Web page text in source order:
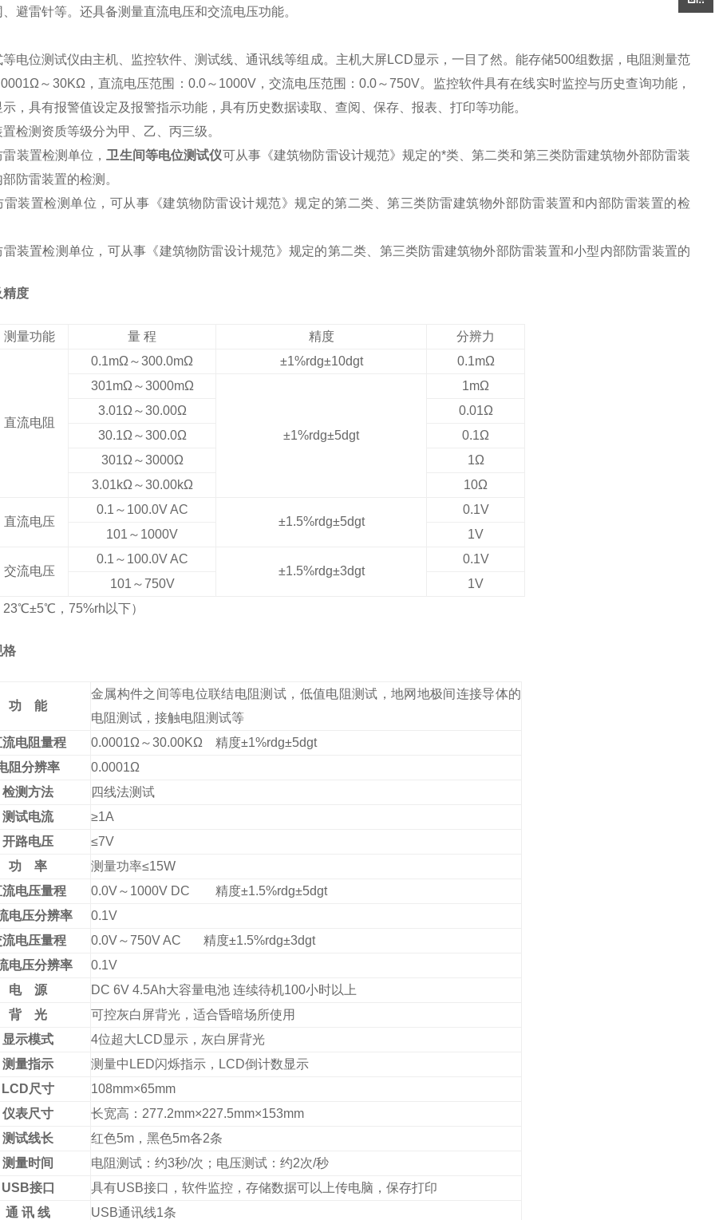
避雷针等。还具备测量直流电压和交流电压功能。
等电位测试仪由主机、监控软件、测试线、通讯线等组成。主机大屏LCD显示，一目了然。能存储500组数据，电阻测量范
～30KΩ，直流电压范围：0.0～1000V，交流电压范围：0.0～750V。监控软件具有在线实时监控与历史查询功能，
，具有报警值设定及报警指示功能，具有历史数据读取、查阅、保存、报表、打印等功能。
检测资质等级分为甲、乙、丙三级。
装置检测单位， 卫生间等电位测试仪可从事《建筑物防雷设计规范》规定的*类、第二类和第三类防雷建筑物外部防雷装
防雷装置的检测。
雷装置检测单位，可从事《建筑物防雷设计规范》规定的第二类、第三类防雷建筑物外部防雷装置和内部防雷装置的检
雷装置检测单位，可从事《建筑物防雷设计规范》规定的第二类、第三类防雷建筑物外部防雷装置和小型内部防雷装置的
精度
测量功能 量 程 精度 分辨力
直流电阻
0.1mΩ～300.0mΩ ±1%rdg±10dgt
0.1mΩ
301mΩ～3000mΩ
±1%rdg±5dgt
1mΩ
3.01Ω～30.00Ω
0.01Ω
30.1Ω～300.0Ω
0.1Ω
301Ω～3000Ω
1Ω
3.01kΩ～30.00kΩ
10Ω
直流电压
0.1～100.0V AC
±1.5%rdg±5dgt
0.1V
101～1000V
1V
交流电压
0.1～100.0V AC
±1.5%rdg±3dgt
0.1V
101～750V
1V
23℃±5℃，75%rh以下）
格
功 能
金属构件之间等电位联结电阻测试，低值电阻测试，地网地极间连接导体的
电阻测试，接触电阻测试等
流电阻量程
0.0001Ω～30.00KΩ 精度±1%rdg±5dgt
阻分辨率
0.0001Ω
检测方法
四线法测试
测试电流
≥1A
开路电压
≤7V
功 率
测量功率≤15W
流电压量程
0.0V～1000V DC 精度±1.5%rdg±5dgt
电压分辨率
0.1V
流电压量程
0.0V～750V AC 精度±1.5%rdg±3dgt
电压分辨率
0.1V
电 源
DC 6V 4.5Ah大容量电池 连续待机100小时以上
背 光
可控灰白屏背光，适合昏暗场所使用
显示模式
4位超大LCD显示，灰白屏背光
测量指示
测量中LED闪烁指示，LCD倒计数显示
LCD尺寸
108mm×65mm
仪表尺寸
长宽高：277.2mm×227.5mm×153mm
测试线长
红色5m，黑色5m各2条
测量时间
电阻测试：约3秒/次；电压测试：约2次/秒
USB接口
具有USB接口，软件监控，存储数据可以上传电脑，保存打印
通 讯 线
USB通讯线1条